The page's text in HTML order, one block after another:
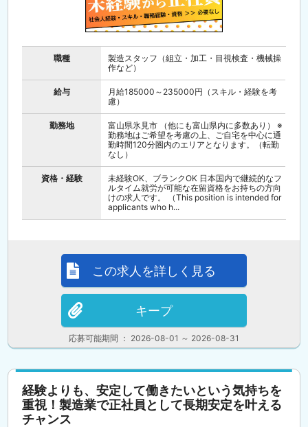
職種
製造スタッフ（組立・加工・目視検査・機械操
作など）
給与
月給185000～235000円（スキル・経験を考
慮）
勤務地
富山県氷見市 （他にも富山県内に多数あり） ※
勤務地はご希望を考慮の上、ご自宅を中心に通
勤時間120分圏内のエリアとなります。（転勤
なし）
資格・経験
未経験OK、ブランクOK 日本国内で継続的なフ
ルタイム就労が可能な在留資格をお持ちの方向
けの求人です。 （This position is intended for
applicants who h...
応募可能期間 ： 2026-08-01 ～ 2026-08-31
この求人を詳しく見る
キープ
経験よりも、安定して働きたいという気持ちを
重視！製造業で正社員として長期安定を叶える
チャンス